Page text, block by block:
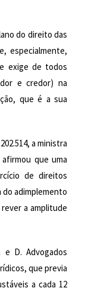
do direito das
especialmente,
exige de todos
e credor) na
que é a sua
a ministra
que uma
de direitos
do adimplemento
a amplitude
D. Advogados
que previa
a cada 12